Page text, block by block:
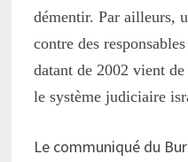
démentir. Par ailleurs,
contre des
datant de 2002 vient
le système judiciaire
Le communiqué du